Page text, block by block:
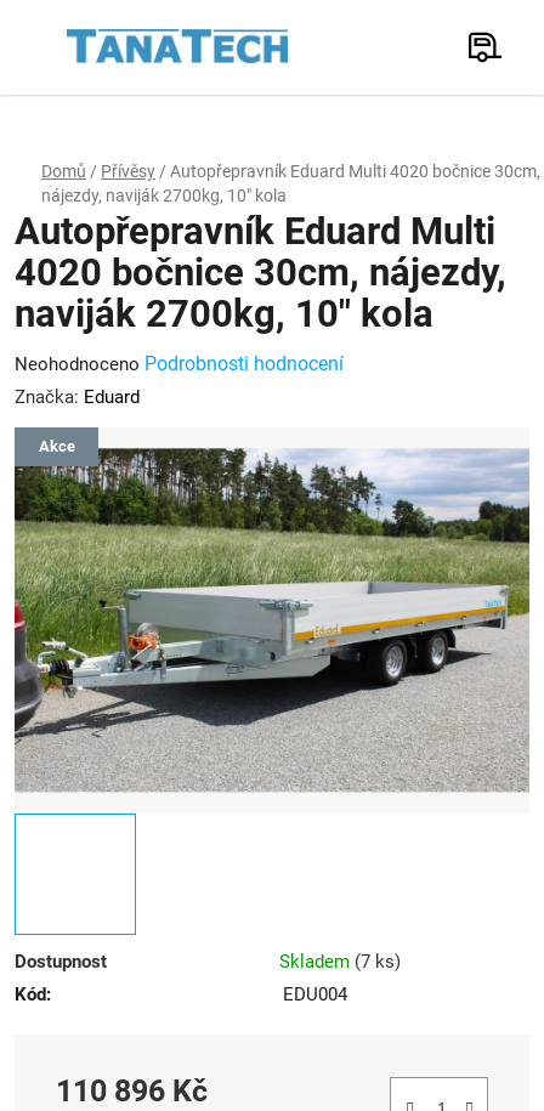
Hledat
Domů / Přívěsy / Autopřepravník Eduard Multi 4020 bočnice 30cm,
nájezdy, naviják 2700kg, 10" kola
Dostupnost Skladem (7 ks)
Kód:
EDU004
110 896 Kč
Autopřepravník Eduard Multi
4020 bočnice 30cm, nájezdy,
naviják 2700kg, 10" kola
Průměrné
hodnocení
produktu
0,0
z
5
hvězdiček.
Neohodnoceno Podrobnosti hodnocení
Značka: Eduard
Akce